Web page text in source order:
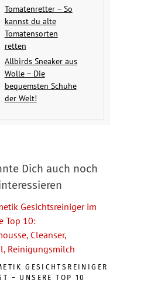
Tomatenretter – So
kannst du alte
Tomatensorten
retten
Allbirds Sneaker aus
Wolle – Die
bequemsten Schuhe
der Welt!
Dich auch noch
GESICHTSREINIGER
– UNSERE TOP 10